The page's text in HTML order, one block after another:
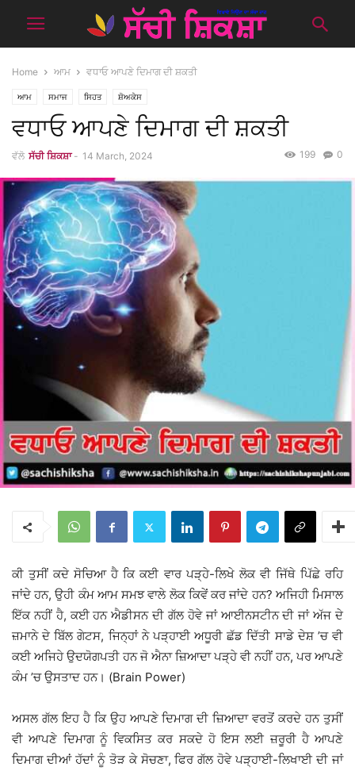
Home ਆਮ ਵਧਾਓ ਆਪਣੇ ਦਿਮਾਗ ਦੀ ਸ਼ਕਤੀ
ਆਮ ਸਮਾਜ ਸਿਹਤ ਸ਼ੋਅਕੇਸ
ਵਧਾਓ ਆਪਣੇ ਦਿਮਾਗ ਦੀ ਸ਼ਕਤੀ
ਵੱਲੋ ਸੱਚੀ ਸ਼ਿਕਸ਼ਾ - 14 March, 2024 0
199
ਕੀ ਤੁਸੀਂ ਕਦੇ ਸੋਚਿਆ ਹੈ ਕਿ ਕਈ ਵਾਰ ਪੜ੍ਹੇ-ਲਿਖੇ ਲੋਕ ਵੀ ਜਿੱਥੇ ਪਿੱਛੇ ਰਹਿ
ਜਾਂਦੇ ਹਨ, ਉਹੀ ਕੰਮ ਆਮ ਸਮਝ ਵਾਲੇ ਲੋਕ ਕਿਵੇਂ ਕਰ ਜਾਂਦੇ ਹਨ? ਅਜਿਹੀ ਮਿਸਾਲ
ਇੱਕ ਨਹੀਂ ਹੈ, ਕਈ ਹਨ ਐਡੀਸਨ ਦੀ ਗੱਲ ਹੋਵੇ ਜਾਂ ਆਈਨਸਟੀਨ ਦੀ ਜਾਂ ਅੱਜ ਦੇ
ਜ਼ਮਾਨੇ ਦੇ ਬਿੱਲ ਗੇਟਸ, ਜਿਨ੍ਹਾਂ ਨੇ ਪੜ੍ਹਾਈ ਅਧੂਰੀ ਛੱਡ ਦਿੱਤੀ ਸਾਡੇ ਦੇਸ਼ ’ਚ ਵੀ
ਕਈ ਅਜਿਹੇ ਉਦਯੋਗਪਤੀ ਹਨ ਜੋ ਐਨਾ ਜ਼ਿਆਦਾ ਪੜ੍ਹੇ ਵੀ ਨਹੀਂ ਹਨ, ਪਰ ਆਪਣੇ
ਕੰਮ ’ਚ ਉਸਤਾਦ ਹਨ। (Brain Power)
ਅਸਲ ਗੱਲ ਇਹ ਹੈ ਕਿ ਉਹ ਆਪਣੇ ਦਿਮਾਗ ਦੀ ਜ਼ਿਆਦਾ ਵਰਤੋਂ ਕਰਦੇ ਹਨ ਤੁਸੀਂ
ਵੀ ਆਪਣੇ ਦਿਮਾਗ ਨੂੰ ਵਿਕਸਿਤ ਕਰ ਸਕਦੇ ਹੋ ਇਸ ਲਈ ਜ਼ਰੂਰੀ ਹੈ ਆਪਣੇ
ਦਿਮਾਗ ਦੀਆਂ ਹੱਦਾਂ ਨੂੰ ਤੋੜ ਕੇ ਸੋਚਣਾ, ਫਿਰ ਗੱਲ ਹੋਵੇ ਪੜ੍ਹਾਈ-ਲਿਖਾਈ ਦੀ ਜਾਂ